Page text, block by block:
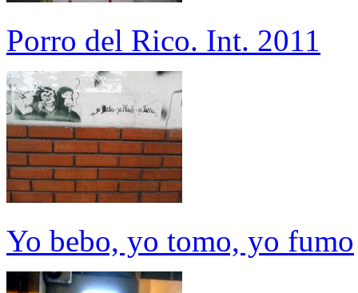
Porro del Rico. Int. 2011
Yo bebo, yo tomo, yo fumo